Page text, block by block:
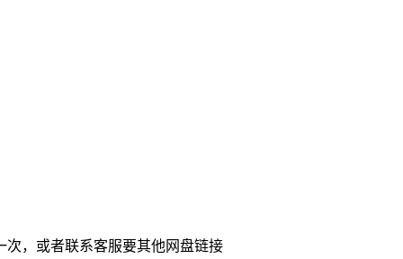
，或者联系客服要其他网盘链接